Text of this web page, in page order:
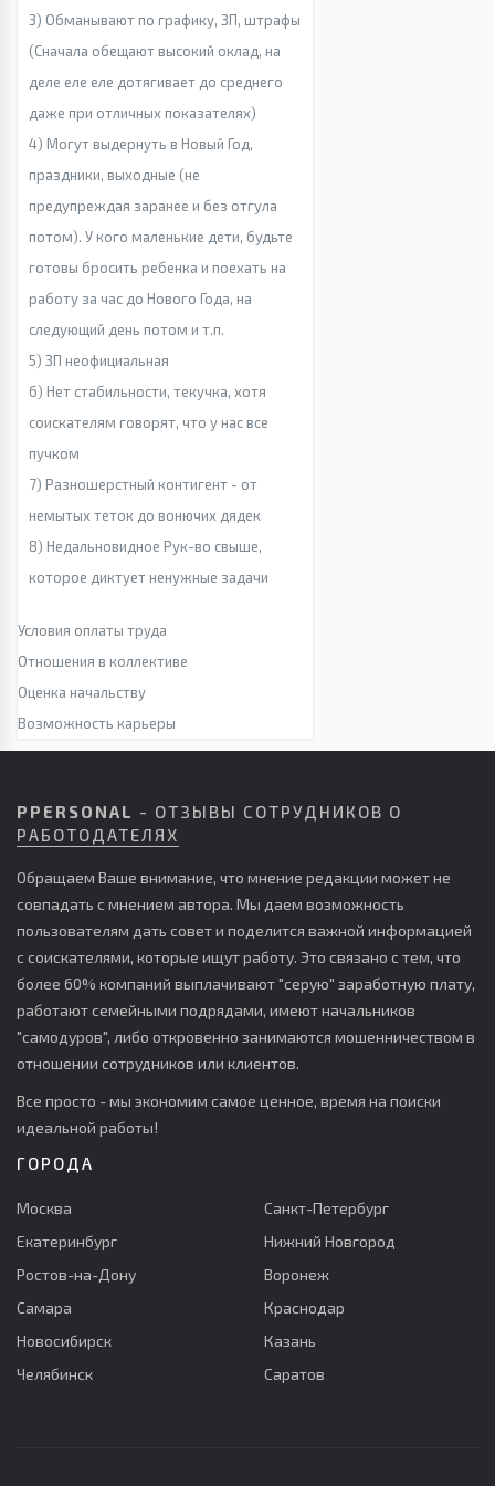
3) Обманывают по графику, ЗП, штрафы
(Сначала обещают высокий оклад, на
деле еле еле дотягивает до среднего
даже при отличных показателях)
4) Могут выдернуть в Новый Год,
праздники, выходные (не
предупреждая заранее и без отгула
потом). У кого маленькие дети, будьте
готовы бросить ребенка и поехать на
работу за час до Нового Года, на
следующий день потом и т.п.
5) ЗП неофициальная
6) Нет стабильности, текучка, хотя
соискателям говорят, что у нас все
пучком
7) Разношерстный контигент - от
немытых теток до вонючих дядек
8) Недальновидное Рук-во свыше,
которое диктует ненужные задачи
Условия оплаты труда
Отношения в коллективе
Оценка начальству
Возможность карьеры
PPERSONAL - ОТЗЫВЫ СОТРУДНИКОВ О
РАБОТОДАТЕЛЯХ
Обращаем Ваше внимание, что мнение редакции может не
совпадать с мнением автора. Мы даем возможность
пользователям дать совет и поделится важной информацией
с соискателями, которые ищут работу. Это связано с тем, что
более 60% компаний выплачивают "серую" заработную плату,
работают семейными подрядами, имеют начальников
"самодуров", либо откровенно занимаются мошенничеством в
отношении сотрудников или клиентов.
Все просто - мы экономим самое ценное, время на поиски
идеальной работы!
ГОРОДА
Москва
Санкт-Петербург
Екатеринбург
Нижний Новгород
Ростов-на-Дону
Воронеж
Самара
Краснодар
Новосибирск
Казань
Челябинск
Саратов